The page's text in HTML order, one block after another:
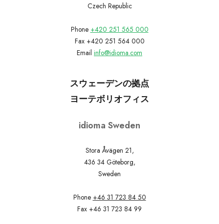
Czech Republic
Phone +420 251 565 000
Fax +420 251 564 000
Email info@idioma.com
スウェーデンの拠点
ヨーテボリオフィス
idioma Sweden
Stora Åvägen 21,
436 34 Göteborg,
Sweden
Phone +46 31 723 84 50
Fax +46 31 723 84 99